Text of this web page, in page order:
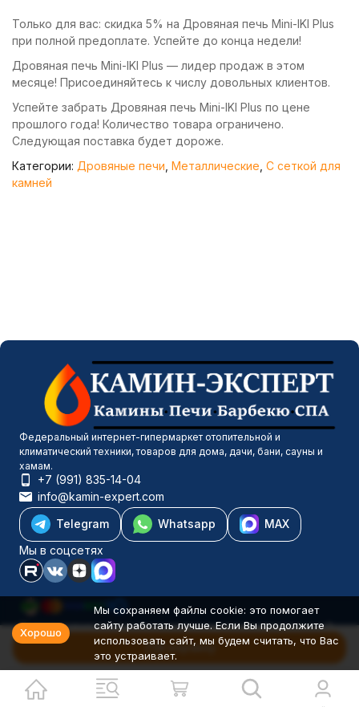
В корзину
Только для вас: скидка 5% на Дровяная печь Mini-IKI Plus
при полной предоплате. Успейте до конца недели!
Дровяная печь Mini-IKI Plus — лидер продаж в этом
месяце! Присоединяйтесь к числу довольных клиентов.
Успейте забрать Дровяная печь Mini-IKI Plus по цене
прошлого года! Количество товара ограничено.
Следующая поставка будет дороже.
Категории: Дровяные печи Металлические С сеткой для
камней
Федеральный интернет-гипермаркет отопительной и
климатический техники, товаров для дома, дачи, бани, сауны и
хамам.
+7 (991) 835-14-04
info@kamin-expert.com
Telegram
Whatsapp
MAX
Мы в соцсетях
Каталог товаров
Компания
Информация
Политика персональных данных
© 2001-2026 Камин-Эксперт ИП Понюхов В. А. ОГРНИП
Хорошо
Мы сохраняем файлы cookie: это помогает
сайту работать лучше. Если Вы продолжите
использовать сайт, мы будем считать, что Вас
это устраивает.